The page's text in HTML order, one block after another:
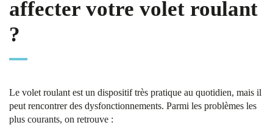
affecter votre volet roulant
?
Le volet roulant est un dispositif très pratique au quotidien, mais il
peut rencontrer des dysfonctionnements. Parmi les problèmes les
plus courants, on retrouve :